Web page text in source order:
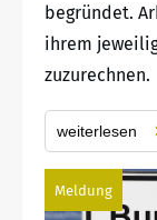
begründet.
ihrem
zuzurechnen.
weiterlesen
Meldung